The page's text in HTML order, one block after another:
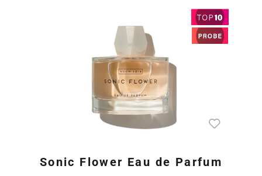
Sonic Flower Eau de Parfum